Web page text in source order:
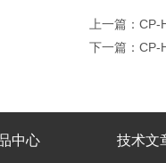
上一篇： CP-
下一篇： CP-
中心 技术文